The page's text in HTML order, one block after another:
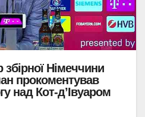
Німеччини
прокоментував
над Кот-д’Івуаром